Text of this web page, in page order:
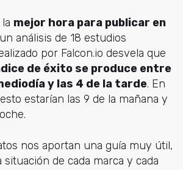
mejor hora para publicar en
análisis de 18 estudios
por Falcon.io desvela que
de éxito se produce entre
y las 4 de la tarde. En
estarían las 9 de la mañana y
nos aportan una guía muy útil,
de cada marca y cada